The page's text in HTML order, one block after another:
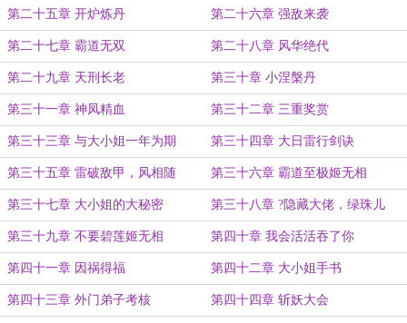
第二十五章 开炉炼丹 第二十六章 强敌来袭
第二十七章 霸道无双 第二十八章 风华绝代
第二十九章 天刑长老 第三十章 小涅槃丹
第三十一章 神凤精血 第三十二章 三重奖赏
第三十三章 与大小姐一年为期 第三十四章 大日雷行剑诀
第三十五章 雷破敌甲，风相随 第三十六章 霸道至极姬无相
第三十七章 大小姐的大秘密 第三十八章 ?隐藏大佬，绿珠儿
第三十九章 不要碧莲姬无相 第四十章 我会活活吞了你
第四十一章 因祸得福 第四十二章 大小姐手书
第四十三章 外门弟子考核 第四十四章 斩妖大会